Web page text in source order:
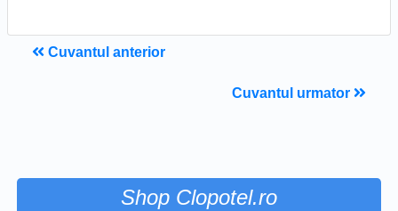
Cuvantul anterior
Cuvantul urmator
Shop Clopotel.ro